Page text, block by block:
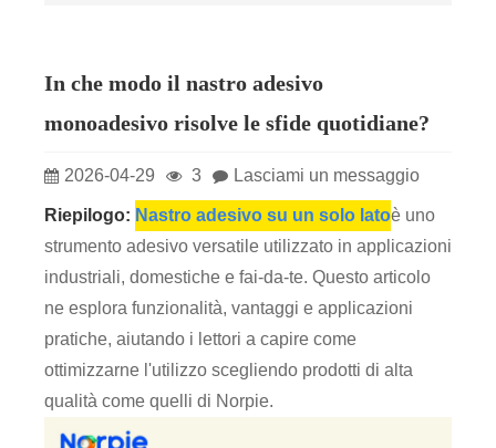
In che modo il nastro adesivo
monoadesivo risolve le sfide quotidiane?
2026-04-29 3 Lasciami un messaggio
Riepilogo: Nastro adesivo su un solo latoè uno
strumento adesivo versatile utilizzato in applicazioni
industriali, domestiche e fai-da-te. Questo articolo
ne esplora funzionalità, vantaggi e applicazioni
pratiche, aiutando i lettori a capire come
ottimizzarne l'utilizzo scegliendo prodotti di alta
qualità come quelli di Norpie.